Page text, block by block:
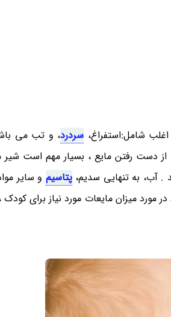
شامل:استفراغ، سردرد، و تب می
روز طول بکشد -،جلوگیری از ، از دست رفتن مایع ، بسیار مهم است
. آب، به تنهایی سدیم،پتاسیم و سایر
مورد میزان مایعات مورد نیاز برای